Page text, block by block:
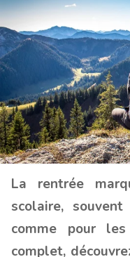
La rentrée
scolaire,
comme pour
complet,